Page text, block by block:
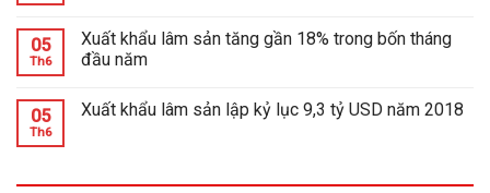
05
Th6
Xuất khẩu lâm sản tăng gần 18% trong bốn tháng
đầu năm
05
Th6
Xuất khẩu lâm sản lập kỷ lục 9,3 tỷ USD năm 2018